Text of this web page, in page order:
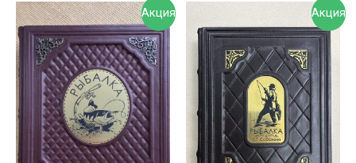
Акция Акция